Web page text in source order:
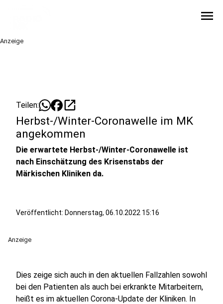
menu
Anzeige
Teilen: open_in_new
Herbst-/Winter-Coronawelle im MK
angekommen
Die erwartete Herbst-/Winter-Coronawelle ist
nach Einschätzung des Krisenstabs der
Märkischen Kliniken da.
Veröffentlicht: Donnerstag, 06.10.2022 15:16
Anzeige
Dies zeige sich auch in den aktuellen Fallzahlen sowohl
bei den Patienten als auch bei erkrankte Mitarbeitern,
heißt es im aktuellen Corona-Update der Kliniken. In